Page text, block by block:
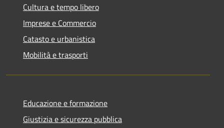
Cultura e tempo libero
Imprese e Commercio
Catasto e urbanistica
Mobilità e trasporti
Educazione e formazione
Giustizia e sicurezza pubblica